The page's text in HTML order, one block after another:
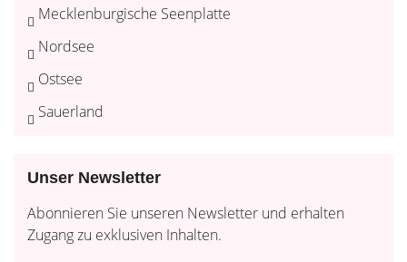
Mecklenburgische Seenplatte
Nordsee
Ostsee
Sauerland
Unser Newsletter
Abonnieren Sie unseren Newsletter und erhalten
Zugang zu exklusiven Inhalten.